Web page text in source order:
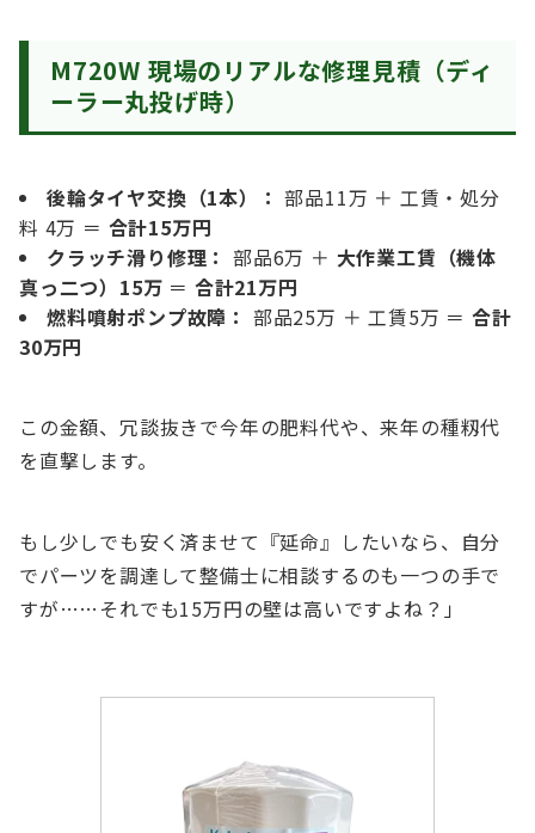
M720W 現場のリアルな修理見積（ディ
ーラー丸投げ時）
後輪タイヤ交換（1本）： 部品11万 ＋ 工賃・処分
料 4万 ＝ 合計15万円
クラッチ滑り修理： 部品6万 ＋ 大作業工賃（機体
真っ二つ）15万 ＝ 合計21万円
燃料噴射ポンプ故障： 部品25万 ＋ 工賃5万 ＝ 合計
30万円
この金額、冗談抜きで今年の肥料代や、来年の種籾代
を直撃します。
もし少しでも安く済ませて『延命』したいなら、自分
でパーツを調達して整備士に相談するのも一つの手で
すが……それでも15万円の壁は高いですよね？」